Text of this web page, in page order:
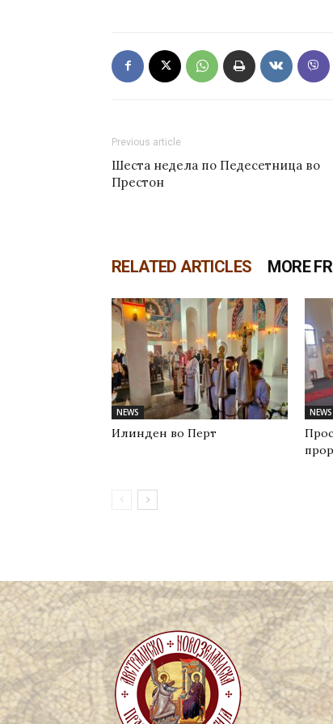
Previous article
Шеста недела по Педесетница во
Престон
RELATED ARTICLES MORE
NEWS
Илинден во Перт
NEWS